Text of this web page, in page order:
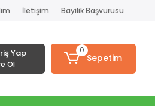
İletişim Bayilik Başvurusu
Yap
Ol
0
Sepetim